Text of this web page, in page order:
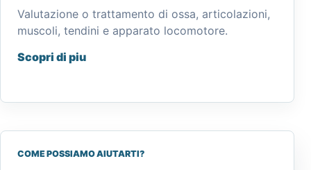
Valutazione o trattamento di ossa, articolazioni,
muscoli, tendini e apparato locomotore.
Scopri di piu
COME POSSIAMO AIUTARTI?